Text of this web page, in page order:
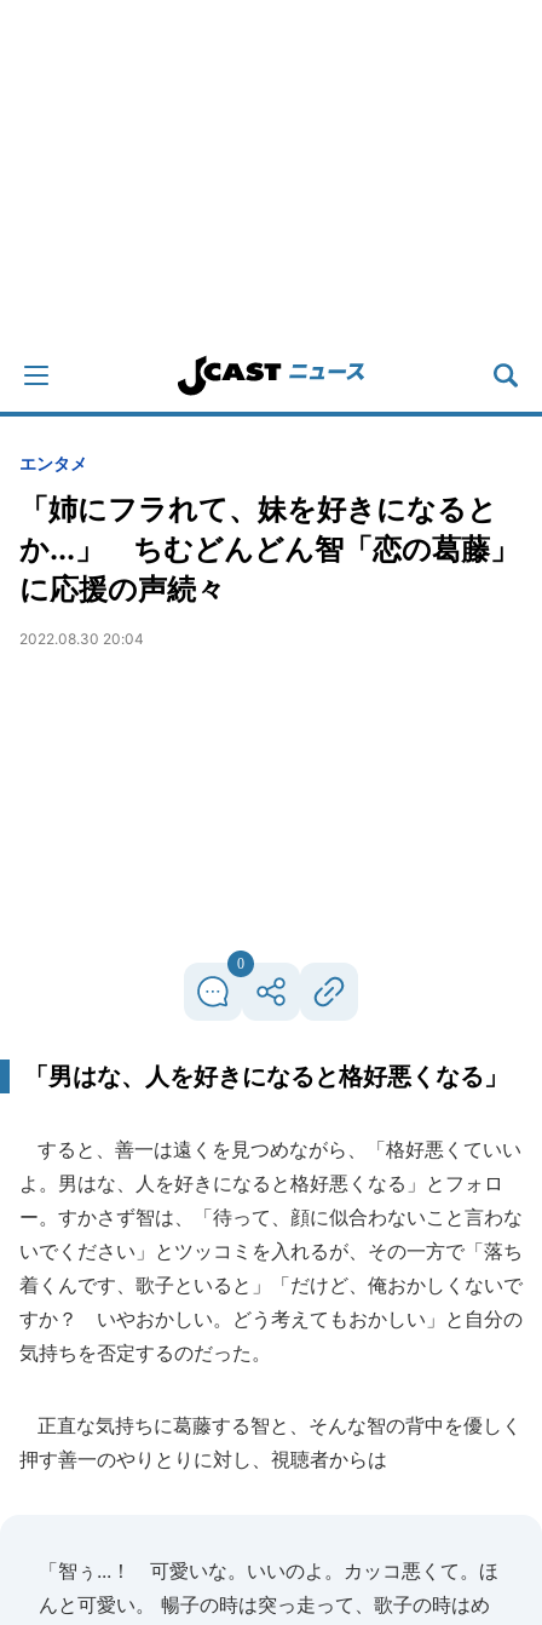
エンタメ
「姉にフラれて、妹を好きになると
か...」 ちむどんどん智「恋の葛藤」
に応援の声続々
2022.08.30 20:04
0
「男はな、人を好きになると格好悪くなる」
すると、善一は遠くを見つめながら、「格好悪くていい
よ。男はな、人を好きになると格好悪くなる」とフォロ
ー。すかさず智は、「待って、顔に似合わないこと言わな
いでください」とツッコミを入れるが、その一方で「落ち
着くんです、歌子といると」「だけど、俺おかしくないで
すか？ いやおかしい。どう考えてもおかしい」と自分の
気持ちを否定するのだった。
正直な気持ちに葛藤する智と、そんな智の背中を優しく
押す善一のやりとりに対し、視聴者からは
「智ぅ...！ 可愛いな。いいのよ。カッコ悪くて。ほ
んと可愛い。 暢子の時は突っ走って、歌子の時はめ